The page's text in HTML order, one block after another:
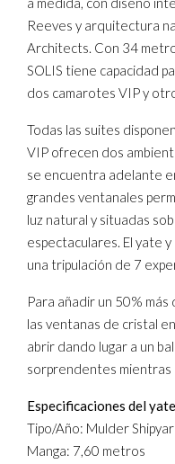
Reeves y arquitectura
Architects. Con 34
SOLIS tiene capacidad
dos camarotes VIP y
Todas las suites
VIP ofrecen dos
se encuentra adelante
grandes ventanales
luz natural y situadas
espectaculares. El yate
una tripulación de 7
Para añadir un 50%
las ventanas de cristal
abrir dando lugar a un
sorprendentes mientras
Especificaciones del
Tipo/Año: Mulder
Manga: 7,60 metros